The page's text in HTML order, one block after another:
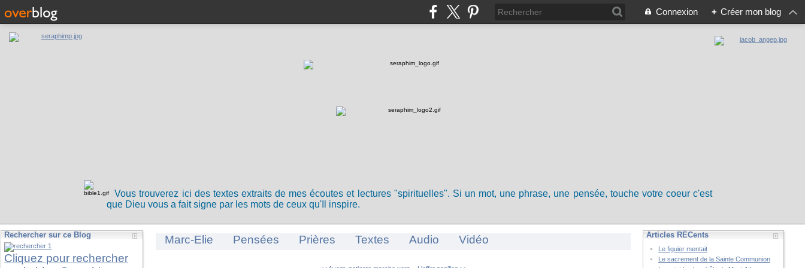
Connexion + Créer mon blog
Vous trouverez ici des textes extraits de mes écoutes et lectures "spirituelles". Si un mot, une phrase, une pensée, touche votre coeur c'est
que Dieu vous a fait signe par les mots de ceux qu'Il inspire.
Rechercher sur ce Blog
Cliquez pour rechercher
Marc-Elie Pensées Prières Textes Audio Vidéo Articles RÉCents
Le figuier mentait
Le sacrement de la Sainte Communion